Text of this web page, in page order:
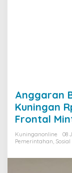
Anggaran
Kuningan
Frontal
Kuninganonline
08
Pemerintahan, Sosial